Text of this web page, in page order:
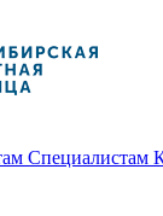
Специалистам